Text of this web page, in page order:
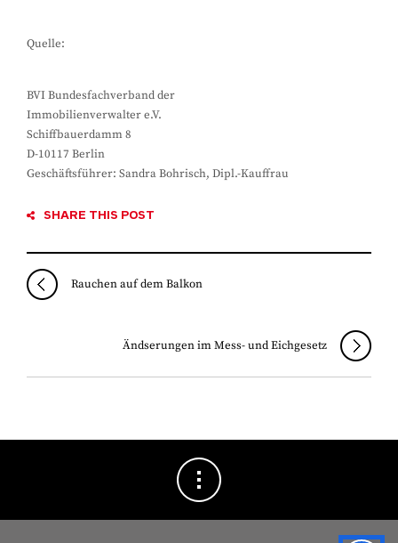
Quelle:
BVI Bundesfachverband der
Immobilienverwalter e.V.
Schiffbauerdamm 8
D-10117 Berlin
Geschäftsführer: Sandra Bohrisch, Dipl.-Kauffrau
SHARE THIS POST
Rauchen auf dem Balkon
Ändserungen im Mess- und Eichgesetz